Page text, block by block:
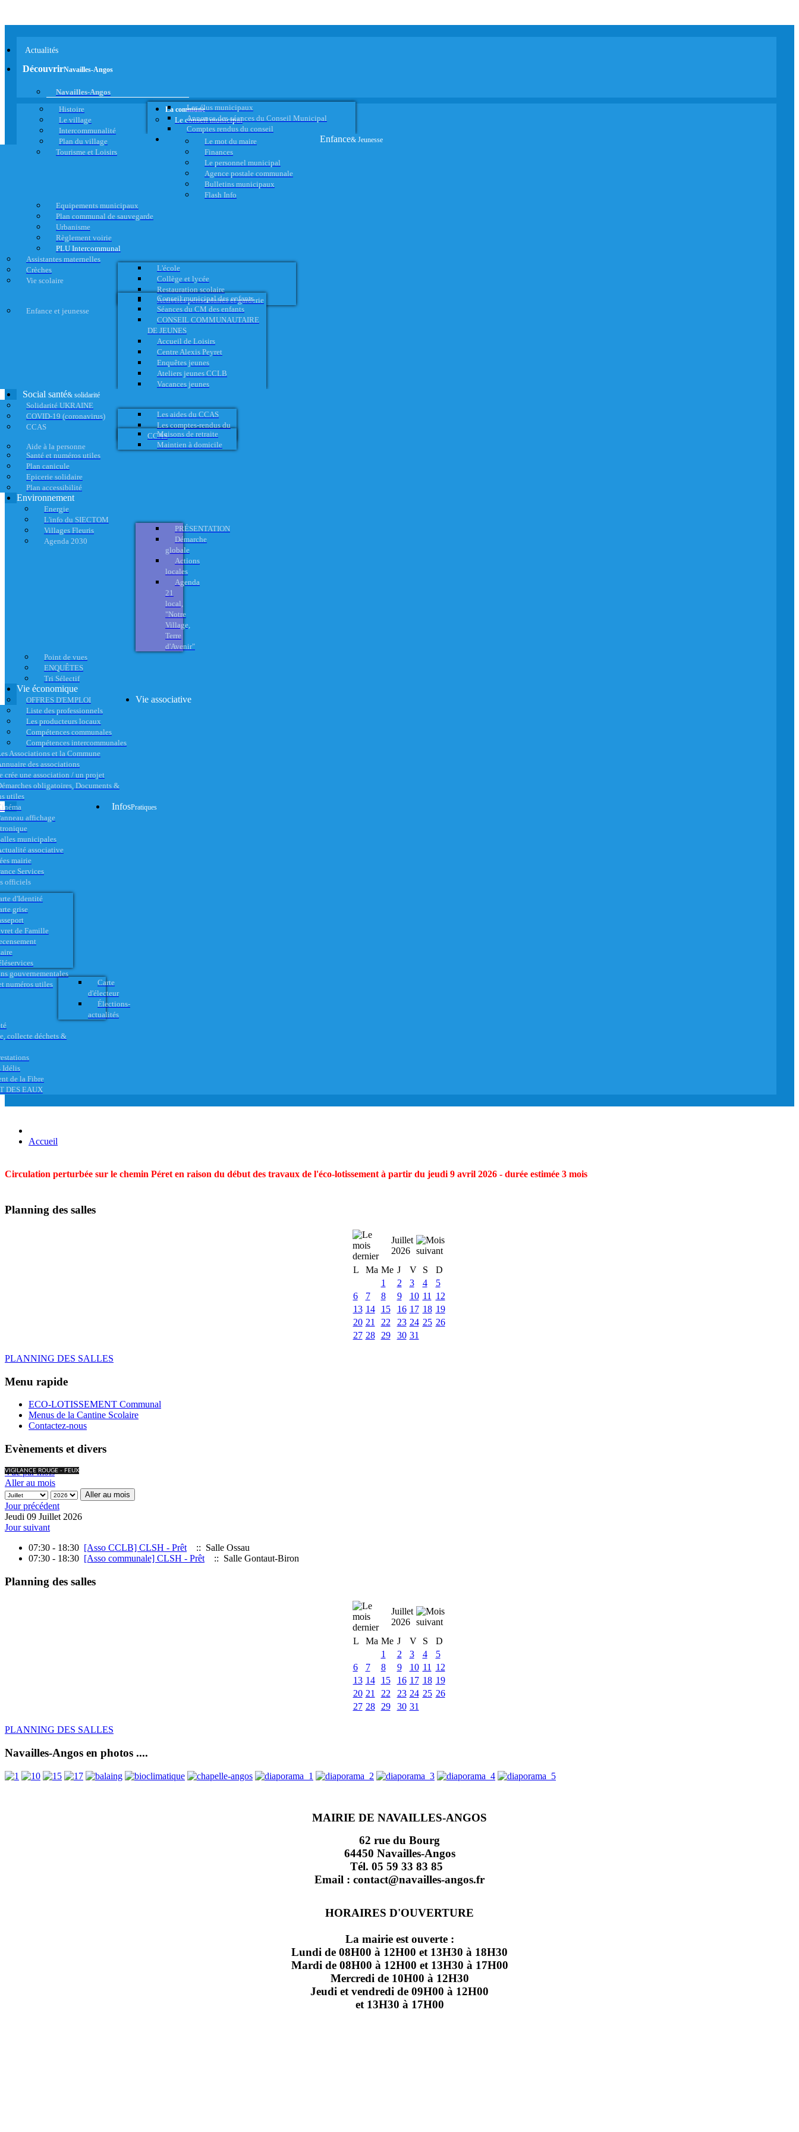
Actualités
DécouvrirNavailles-Angos
Navailles-Angos
Histoire
Le village
Intercommunalité
Plan du village
Tourisme et Loisirs
La commune
Le conseil municipal
Les élus municipaux
Annonce des séances du Conseil Municipal
Comptes rendus du conseil
Le mot du maire
Finances
Le personnel municipal
Agence postale communale
Bulletins municipaux
Flash Info
Equipements municipaux
Plan communal de sauvegarde
Urbanisme
Règlement voirie
PLU Intercommunal
Enfance& Jeunesse
Assistantes maternelles
Crèches
Vie scolaire
L'école
Collège et lycée
Restauration scolaire
Activités périscolaires et garderie
Enfance et jeunesse
Conseil municipal des enfants
Séances du CM des enfants
CONSEIL COMMUNAUTAIRE
DE JEUNES
Accueil de Loisirs
Centre Alexis Peyret
Enquêtes jeunes
Ateliers jeunes CCLB
Vacances jeunes
Social santé& solidarité
Solidarité UKRAINE
COVID-19 (coronavirus)
CCAS
Les aides du CCAS
Les comptes-rendus du
CCAS
Aide à la personne
Maisons de retraite
Maintien à domicile
Santé et numéros utiles
Plan canicule
Epicerie solidaire
Plan accessibilité
Environnement
Energie
L'info du SIECTOM
Villages Fleuris
Agenda 2030
PRÉSENTATION
Démarche
globale
Actions
locales
Agenda
21
local,
"Notre
Village,
Terre
d'Avenir"
Point de vues
ENQUÊTES
Tri Sélectif
Vie économique
OFFRES D'EMPLOI
Liste des professionnels
Les producteurs locaux
Compétences communales
Compétences intercommunales
Vie associative
Associations et la Commune
des associations
crée une association / un projet
obligatoires, Documents &
utiles
affichage
municipales
associative
InfosPratiques
mairie
Services
officiels
d'Identité
grise
de Famille
gouvernementales
numéros utiles
Carte
d'électeur
Élections-
actualités
collecte déchets &
Idélis
de la Fibre
DES EAUX
Accueil
Circulation perturbée sur le chemin Péret en raison du début des travaux de l'éco-lotissement à partir du jeudi 9 avril 2026 - durée estimée 3 mois
Planning des salles
Juillet
2026
L
Ma Me J V S
D
1
2 3 4
5
6
7 8 9 10 11
12
13 14 15 16 17 18 19
20 21 22 23 24 25 26
27 28 29 30 31
PLANNING DES SALLES
Menu rapide
ECO-LOTISSEMENT Communal
Menus de la Cantine Scolaire
Contactez-nous
Evènements et divers
VIGILANCE ROUGE - FEUX
Vue par mois
Aller au mois
Aller au mois
Jour précédent
Jeudi 09 Juillet 2026
Jour suivant
07:30 - 18:30 [Asso CCLB] CLSH - Prêt
:: Salle Ossau
07:30 - 18:30 [Asso communale] CLSH - Prêt :: Salle Gontaut-Biron
Planning des salles
Juillet
2026
L
Ma Me J V S
D
1
2 3 4
5
6
7 8 9 10 11
12
13 14 15 16 17 18 19
20 21 22 23 24 25 26
27 28 29 30 31
PLANNING DES SALLES
Navailles-Angos en photos ....
MAIRIE DE NAVAILLES-ANGOS
62 rue du Bourg
64450 Navailles-Angos
Tél. 05 59 33 83 85
Email : contact@navailles-angos.fr
HORAIRES D'OUVERTURE
La mairie est ouverte :
Lundi de 08H00 à 12H00 et 13H30 à 18H30
Mardi de 08H00 à 12H00 et 13H30 à 17H00
Mercredi de 10H00 à 12H30
Jeudi et vendredi de 09H00 à 12H00
et 13H30 à 17H00